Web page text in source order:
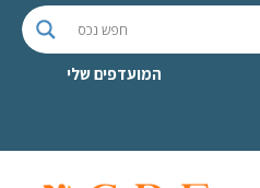
המועדפים שלי